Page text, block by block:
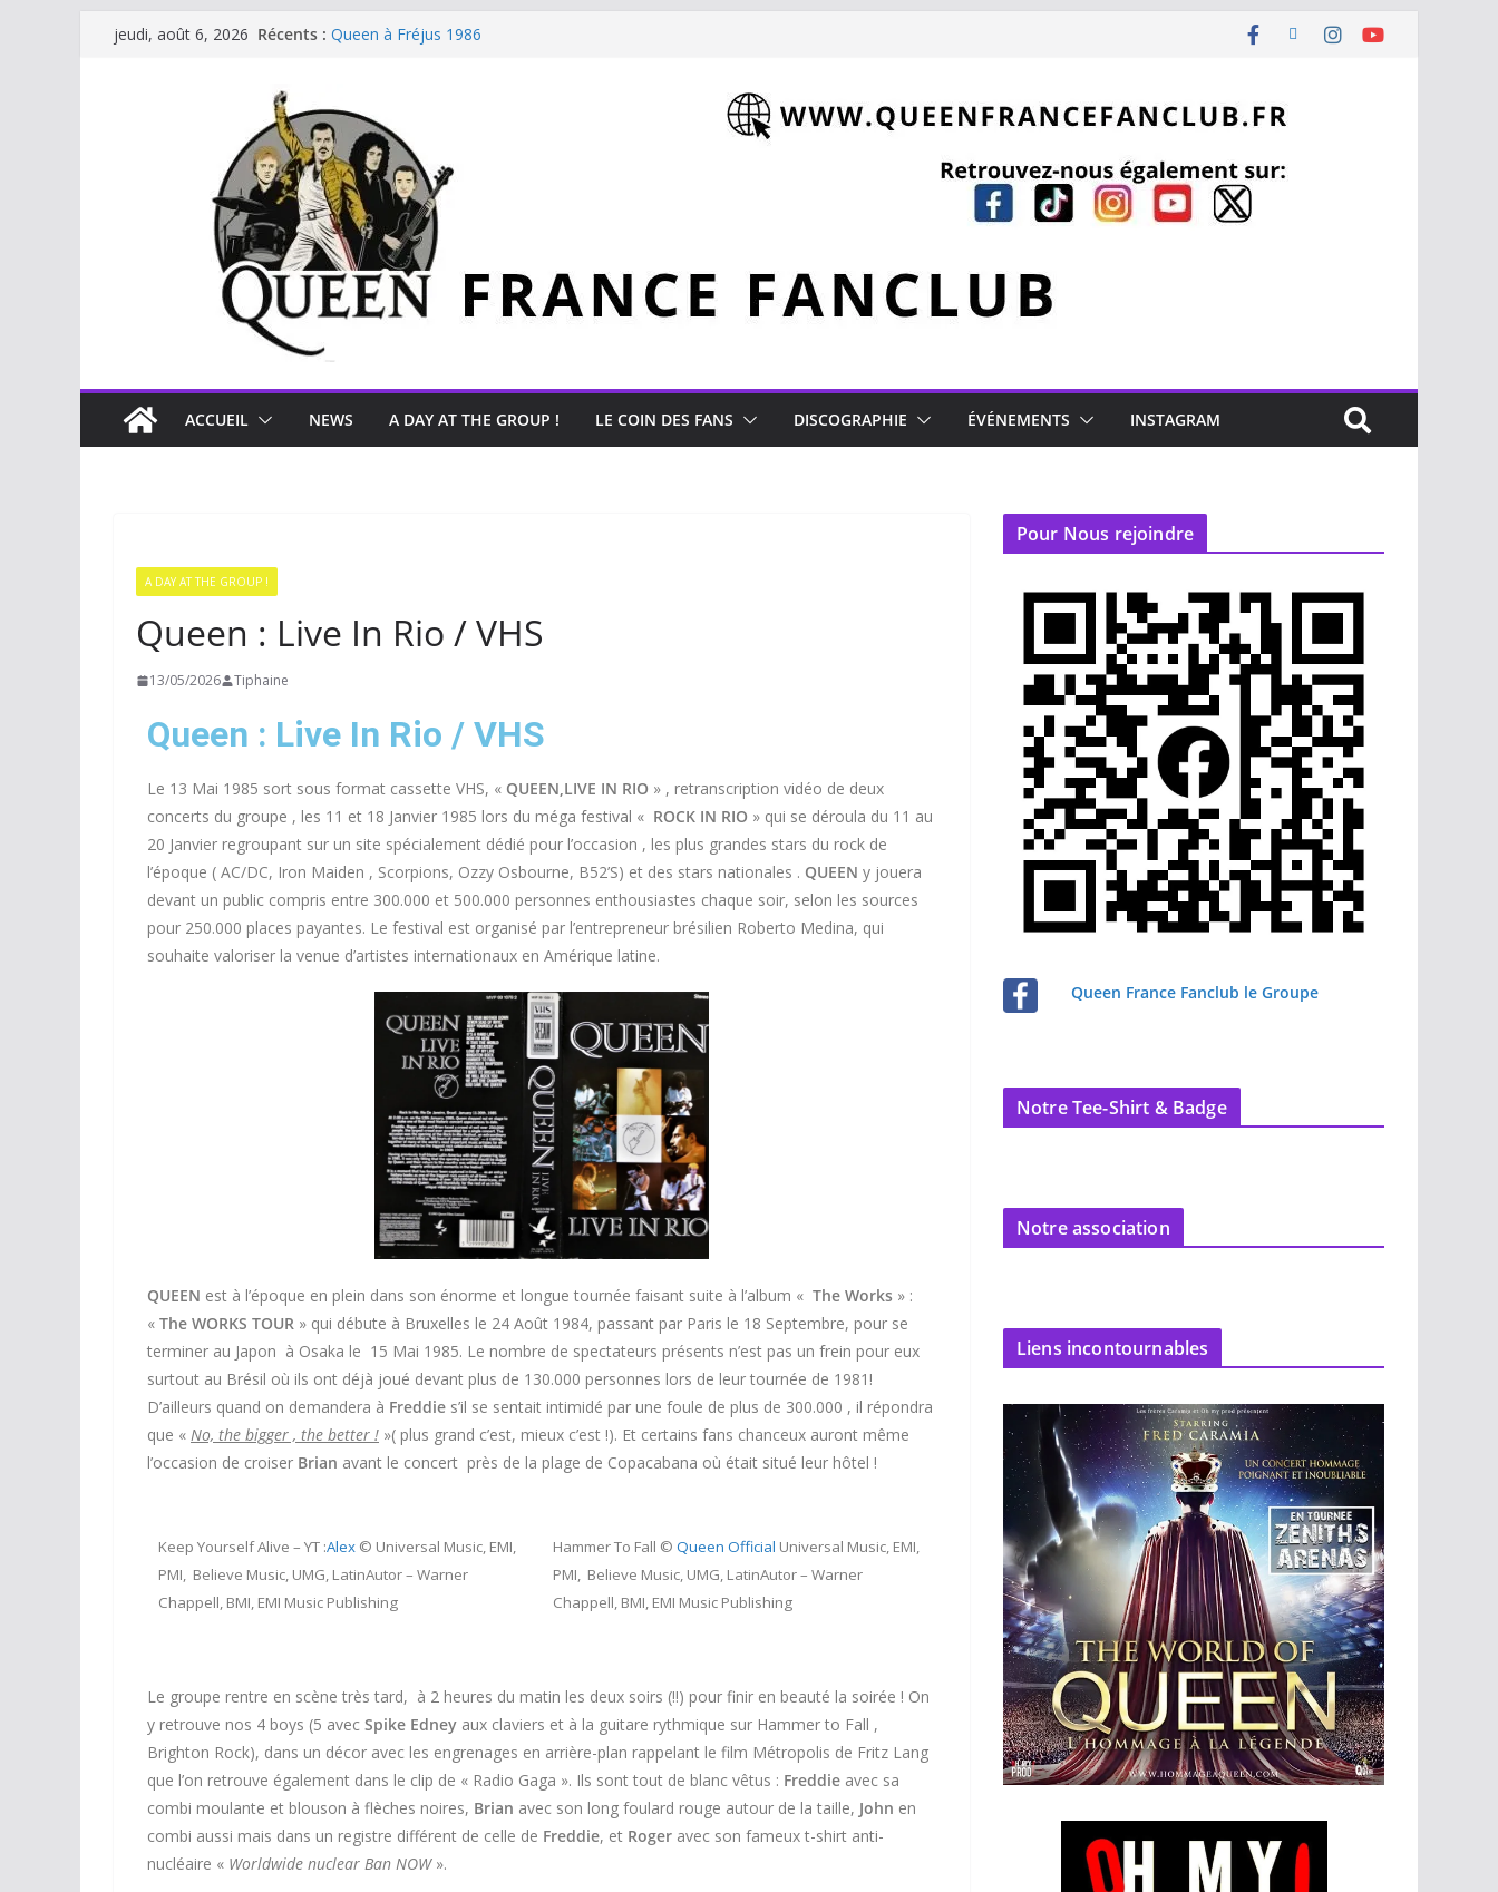
jeudi, août 6, 2026 Récents : Queen à Fréjus 1986
Staying Power (45 tours Japon)
ACCUEIL NEWS A DAY AT THE GROUP ! LE COIN DES FANS DISCOGRAPHIE ÉVÉNEMENTS INSTAGRAM
A DAY AT THE GROUP !
Queen : Live In Rio / VHS
13/05/2026 Tiphaine
Queen : Live In Rio / VHS
Le 13 Mai 1985 sort sous format cassette VHS, « QUEEN,LIVE IN RIO » , retranscription vidéo de deux
concerts du groupe , les 11 et 18 Janvier 1985 lors du méga festival « ROCK IN RIO » qui se déroula du 11 au
20 Janvier regroupant sur un site spécialement dédié pour l’occasion , les plus grandes stars du rock de
l’époque ( AC/DC, Iron Maiden , Scorpions, Ozzy Osbourne, B52’S) et des stars nationales . QUEEN y jouera
devant un public compris entre 300.000 et 500.000 personnes enthousiastes chaque soir, selon les sources
pour 250.000 places payantes. Le festival est organisé par l’entrepreneur brésilien Roberto Medina, qui
souhaite valoriser la venue d’artistes internationaux en Amérique latine.
QUEEN est à l’époque en plein dans son énorme et longue tournée faisant suite à l’album « The Works » :
« The WORKS TOUR » qui débute à Bruxelles le 24 Août 1984, passant par Paris le 18 Septembre, pour se
terminer au Japon à Osaka le 15 Mai 1985. Le nombre de spectateurs présents n’est pas un frein pour eux
surtout au Brésil où ils ont déjà joué devant plus de 130.000 personnes lors de leur tournée de 1981!
D’ailleurs quand on demandera à Freddie s’il se sentait intimidé par une foule de plus de 300.000 , il répondra
que « No, the bigger , the better ! »( plus grand c’est, mieux c’est !). Et certains fans chanceux auront même
l’occasion de croiser Brian avant le concert près de la plage de Copacabana où était situé leur hôtel !
Keep Yourself Alive – YT :Alex © Universal Music, EMI,
PMI, Believe Music, UMG, LatinAutor – Warner
Chappell, BMI, EMI Music Publishing
Hammer To Fall © Queen Official Universal Music, EMI,
PMI, Believe Music, UMG, LatinAutor – Warner
Chappell, BMI, EMI Music Publishing
Le groupe rentre en scène très tard, à 2 heures du matin les deux soirs (!!) pour finir en beauté la soirée ! On
y retrouve nos 4 boys (5 avec Spike Edney aux claviers et à la guitare rythmique sur Hammer to Fall ,
Brighton Rock), dans un décor avec les engrenages en arrière-plan rappelant le film Métropolis de Fritz Lang
que l’on retrouve également dans le clip de « Radio Gaga ». Ils sont tout de blanc vêtus : Freddie avec sa
combi moulante et blouson à flèches noires, Brian avec son long foulard rouge autour de la taille, John en
combi aussi mais dans un registre différent de celle de Freddie, et Roger avec son fameux t-shirt anti-
nucléaire « Worldwide nuclear Ban NOW».
Pour Nous rejoindre
Queen France Fanclub le Groupe
Notre Tee-Shirt & Badge
Notre association
Liens incontournables